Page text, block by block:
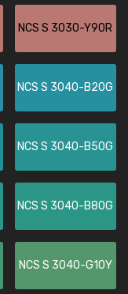
NCS S 3030-Y90R
NCS S 3040-B20G
NCS S 3040-B50G
NCS S 3040-B80G
NCS S 3040-G10Y